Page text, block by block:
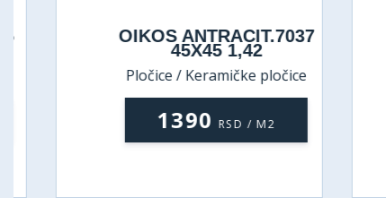
OIKOS ANTRACIT.7037
45X45 1,42
Pločice / Keramičke pločice
1390 RSD / M2